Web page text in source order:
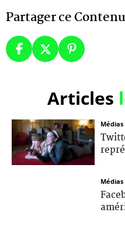
Partager ce Contenu
Articles
Médias
Médias